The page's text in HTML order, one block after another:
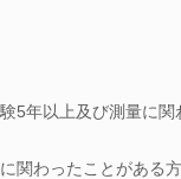
5年以上及び測量に関
関わったことがある方